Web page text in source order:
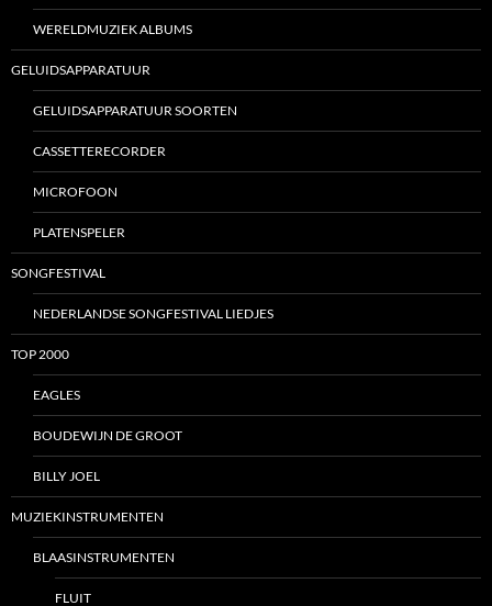
WERELDMUZIEK ALBUMS
GELUIDSAPPARATUUR
GELUIDSAPPARATUUR SOORTEN
CASSETTERECORDER
MICROFOON
PLATENSPELER
SONGFESTIVAL
NEDERLANDSE SONGFESTIVAL LIEDJES
TOP 2000
EAGLES
BOUDEWIJN DE GROOT
BILLY JOEL
MUZIEKINSTRUMENTEN
BLAASINSTRUMENTEN
FLUIT